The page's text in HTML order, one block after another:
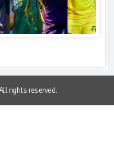
rights reserved.